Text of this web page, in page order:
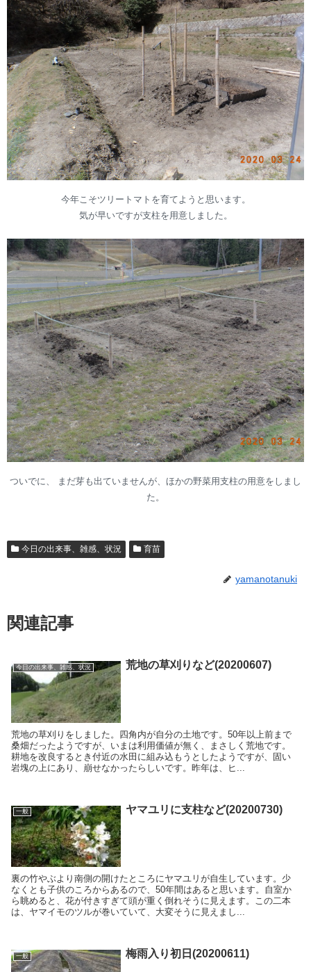
今年こそツリートマトを育てようと思います。
気が早いですが支柱を用意しました。
ついでに、 まだ芽も出ていませんが、ほかの野菜用支柱の用意をしまし
た。
今日の出来事、雑感、状況 育苗
yamanotanuki
関連記事
今日の出来事、雑感、状況 荒地の草刈りなど(20200607)
荒地の草刈りをしました。四角内が自分の土地です。50年以上前まで
桑畑だったようですが、いまは利用価値が無く、まさしく荒地です。
耕地を改良するとき付近の水田に組み込もうとしたようですが、固い
岩塊の上にあり、崩せなかったらしいです。昨年は、ヒ...
一般 ヤマユリに支柱など(20200730)
裏の竹やぶより南側の開けたところにヤマユリが自生しています。少
なくとも子供のころからあるので、50年間はあると思います。自室か
ら眺めると、花が付きすぎて頭が重く倒れそうに見えます。この二本
は、ヤマイモのツルが巻いていて、大変そうに見えまし...
一般 梅雨入り初日(20200611)